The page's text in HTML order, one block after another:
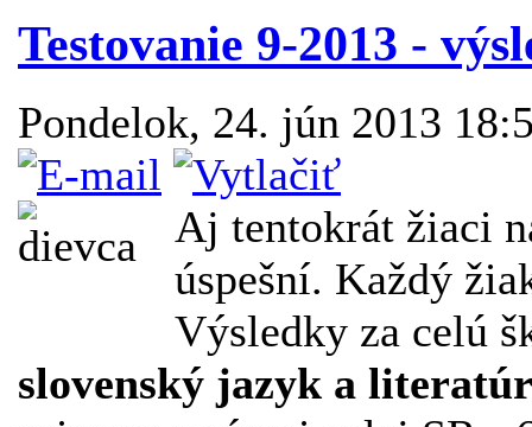
Testovanie 9-2013 -
Pondelok, 24. jún 2013
Aj tentokrát žiaci
úspešní. Každý
Výsledky za celú
slovenský jazyk a